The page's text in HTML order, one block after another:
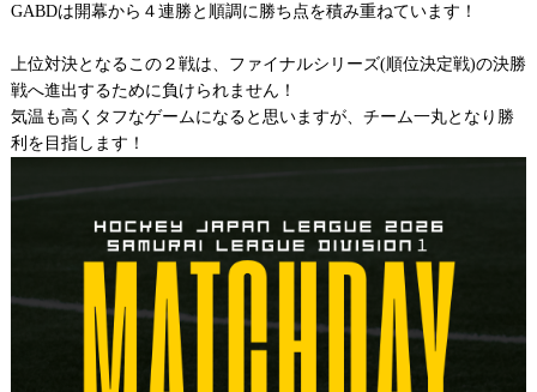
GABDは開幕から４連勝と順調に勝ち点を積み重ねています！
上位対決となるこの２戦は、ファイナルシリーズ(順位決定戦)の決勝
戦へ進出するために負けられません！
気温も高くタフなゲームになると思いますが、チーム一丸となり勝
利を目指します！